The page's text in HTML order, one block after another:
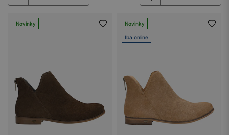
Novinky Novinky
Iba online